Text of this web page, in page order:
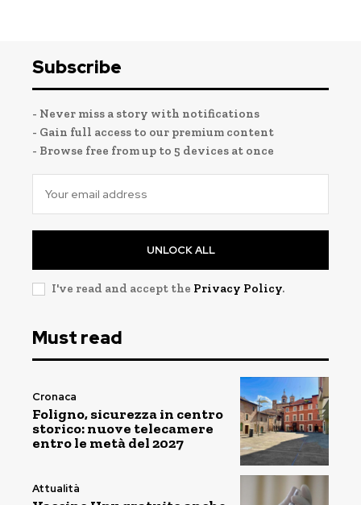
Subscribe
- Never miss a story with notifications
- Gain full access to our premium content
- Browse free from up to 5 devices at once
UNLOCK ALL
I've read and accept the Privacy Policy.
Must read
Cronaca
Foligno, sicurezza in centro
storico: nuove telecamere
entro le metà del 2027
Attualità